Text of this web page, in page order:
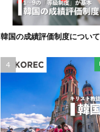
韓国の成績評価制度について